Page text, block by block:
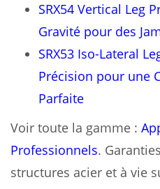
SRX54 Vertical Leg
Gravité pour des
SRX53 Iso-Lateral
Précision pour une
Parfaite
Voir toute la gamme :
Professionnels.
structures acier et à vie